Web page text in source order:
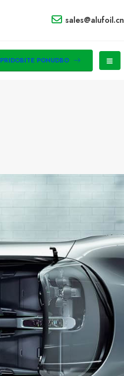
sales@alufoil.cn
PRIDOBITE PONUDBO